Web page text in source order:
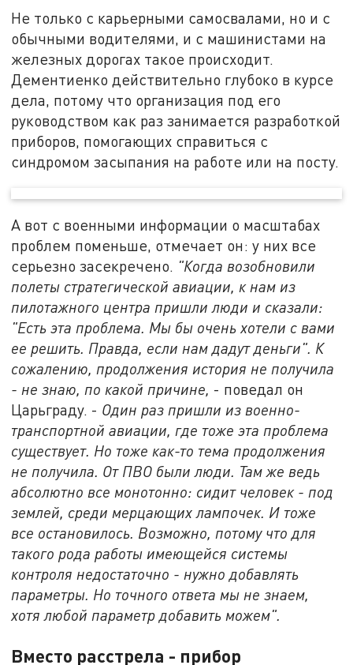
Не только с карьерными самосвалами, но и с
обычными водителями, и с машинистами на
железных дорогах такое происходит.
Дементиенко действительно глубоко в курсе
дела, потому что организация под его
руководством как раз занимается разработкой
приборов, помогающих справиться с
синдромом засыпания на работе или на посту.
А вот с военными информации о масштабах
проблем поменьше, отмечает он: у них все
серьезно засекречено.
"Когда возобновили
полеты стратегической авиации, к нам из
пилотажного центра пришли люди и сказали:
"Есть эта проблема. Мы бы очень хотели с вами
ее решить. Правда, если нам дадут деньги". К
сожалению, продолжения история не получила
- не знаю, по какой причине, - поведал он
Царьграду. - Один раз пришли из военно-
транспортной авиации, где тоже эта проблема
существует. Но тоже как-то тема продолжения
не получила. От ПВО были люди. Там же ведь
абсолютно все монотонно: сидит человек - под
землей, среди мерцающих лампочек. И тоже
все остановилось. Возможно, потому что для
такого рода работы имеющейся системы
контроля недостаточно - нужно добавлять
параметры. Но точного ответа мы не знаем,
хотя любой параметр добавить можем".
Вместо расстрела - прибор